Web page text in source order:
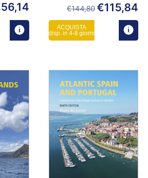
56,14 €144,80 €115,84
ACQUISTA
disp. in 4-8 giorni